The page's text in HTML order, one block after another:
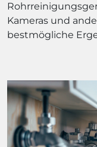
Kameras und
bestmögliche